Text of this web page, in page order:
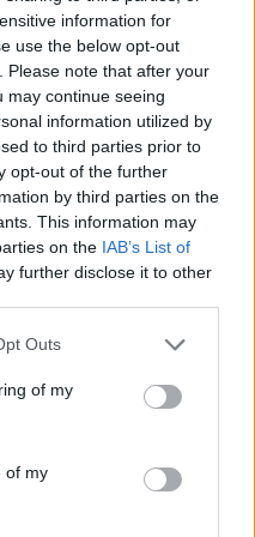
information for
use the below opt-out
Please note that after your
may continue seeing
information utilized by
to third parties prior to
opt-out of the further
by third parties on the
This information may
on the IAB’s List of
further disclose it to other
Outs
of my
of my
Κωνσταντίνος Ρήγος:
Σκηνοθετεί σποτ για τα
125 χρόνια του Ασύλου
Ανιάτων